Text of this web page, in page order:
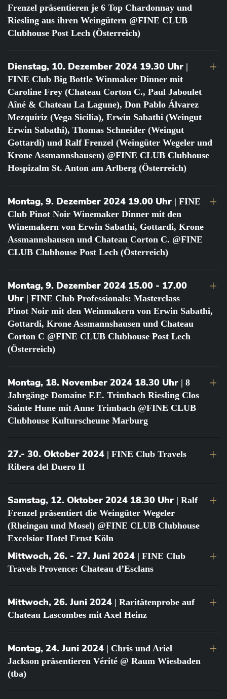
Frenzel präsentieren je 6 Top Chardonnay und
Riesling aus ihren Weingütern @FINE CLUB
Clubhouse Post Lech (Österreich)
Dienstag, 10. Dezember 2024 19.30 Uhr |
FINE Club Big Bottle Winmaker Dinner mit
Caroline Frey (Chateau Corton C., Paul Jaboulet
Aîné & Chateau La Lagune), Don Pablo Álvarez
Mezquíriz (Vega Sicilia), Erwin Sabathi (Weingut
Erwin Sabathi), Thomas Schneider (Weingut
Gottardi) und Ralf Frenzel (Weingüter Wegeler und
Krone Assmannshausen) @FINE CLUB Clubhouse
Hospizalm St. Anton am Arlberg (Österreich)
Montag, 9. Dezember 2024 19.00 Uhr | FINE
Club Pinot Noir Winemaker Dinner mit den
Winemakern von Erwin Sabathi, Gottardi, Krone
Assmannshausen und Chateau Corton C. @FINE
CLUB Clubhouse Post Lech (Österreich)
Montag, 9. Dezember 2024 15.00 - 17.00
Uhr | FINE Club Professionals: Masterclass
Pinot Noir mit den Weinmakern von Erwin Sabathi,
Gottardi, Krone Assmannshausen und Chateau
Corton C @FINE CLUB Clubhouse Post Lech
(Österreich)
Montag, 18. November 2024 18.30 Uhr | 8
Jahrgänge Domaine F.E. Trimbach Riesling Clos
Sainte Hune mit Anne Trimbach @FINE CLUB
Clubhouse Kulturscheune Marburg
27.- 30. Oktober 2024 | FINE Club Travels
Ribera del Duero II
Samstag, 12. Oktober 2024 18.30 Uhr | Ralf
Frenzel präsentiert die Weingüter Wegeler
(Rheingau und Mosel) @FINE CLUB Clubhouse
Excelsior Hotel Ernst Köln
Mittwoch, 26. - 27. Juni 2024 | FINE Club
Travels Provence: Chateau d’Esclans
Mittwoch, 26. Juni 2024 | Raritätenprobe auf
Chateau Lascombes mit Axel Heinz
Montag, 24. Juni 2024 | Chris und Ariel
Jackson präsentieren Vérité @ Raum Wiesbaden
(tba)